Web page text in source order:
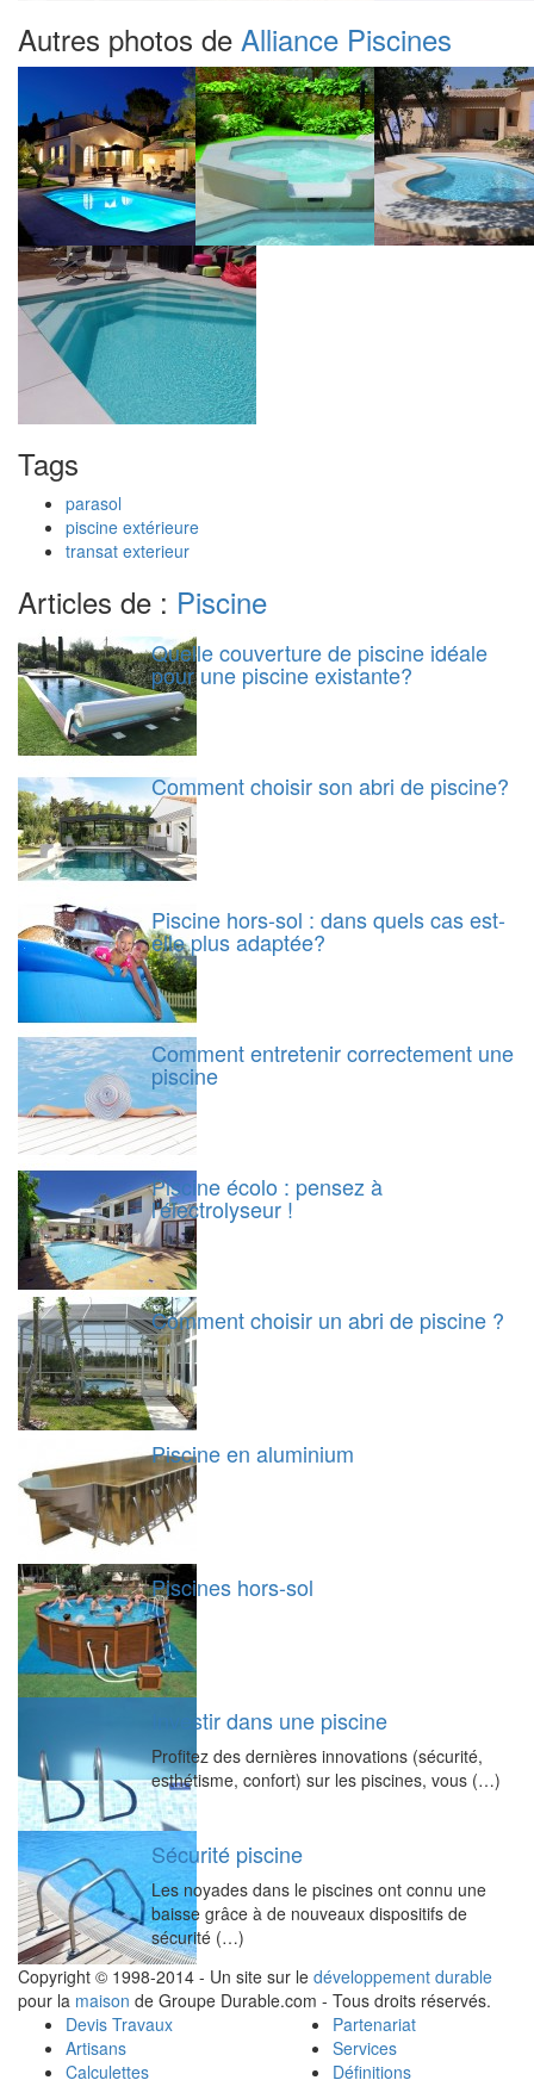
Autres photos de Alliance Piscines
Tags
parasol
piscine extérieure
transat exterieur
Articles de : Piscine
Quelle couverture de piscine idéale
pour une piscine existante?
Comment choisir son abri de piscine?
Piscine hors-sol : dans quels cas est-
elle plus adaptée?
Comment entretenir correctement une
piscine
Piscine écolo : pensez à
l'électrolyseur !
Comment choisir un abri de piscine ?
Piscine en aluminium
Piscines hors-sol
Investir dans une piscine
Profitez des dernières innovations (sécurité,
esthétisme, confort) sur les piscines, vous (…)
Sécurité piscine
Les noyades dans le piscines ont connu une
baisse grâce à de nouveaux dispositifs de
sécurité (…)
Copyright © 1998-2014 - Un site sur le développement durable
pour la maison de Groupe Durable.com - Tous droits réservés.
Devis Travaux
Artisans
Calculettes
Partenariat
Services
Définitions